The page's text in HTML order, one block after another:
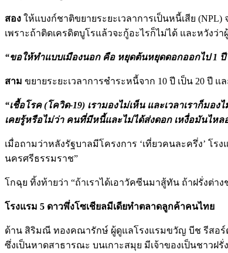
สอง ให้แบงก์ชาติขยายระยะเวลาการเป็นหนี้เสีย
เพราะถ้าติดเครดิตบูโรแล้วจะกู้อะไรก็ไม่ได้ และหวัง
“ขอให้ทำแบบเมืองนอก คือ หยุดต้นหยุดดอกออกไป 1 ปี
สาม ขยายระยะเวลาการชำระหนี้จาก 10 ปี เป็น 20 ปี
“เชื้อโรค (โควิด-19) เรามองไม่เห็น และเวลาเราก็ม
เคยรู้หรือไม่ว่า คนที่มีหนี้และไม่ได้ส่งดอก เหงื่อมันไห
เมื่อถามว่าหลังรัฐบาลมีโครงการ ‘เที่ยวคนละครึ่ง’ โ
นครศรีธรรมราช”
โกฉุย ทิ้งท้ายว่า “ถ้าเราได้เอาวัคซีนมาสู้ทัน ถ้าฝรั่งต่า
โรงแรม 5 ดาวพึ่งโซเชียลมีเดียทำตลาดลูกค้าคนไทย
ด้าน สิริมณี ทองคณารักษ์ ผู้ดูแลโรงแรมขวัญ บีช รีสอร์
ซึ่งเป็นหาดสาธารณะ บนเกาะสมุย มีเจ้าของเป็นชาวฝ